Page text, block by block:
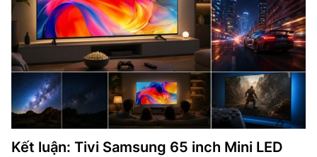
Kết luận: Tivi Samsung 65 inch Mini LED